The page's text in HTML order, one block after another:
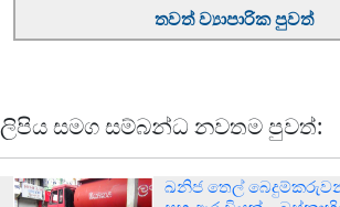
තවත් ව්‍යාපාරික පුවත්
ලිපිය සමග සම්බන්ධ නවතම පුවත්:
ඛනිජ තෙල්